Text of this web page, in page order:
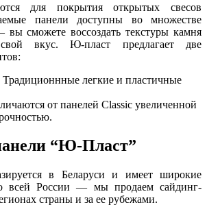
для покрытия открытых свесов
панели доступны во множестве
вы сможете воссоздать текстуры камня
вкус. Ю-пласт предлагает две
Традиционнные легкие и пластичные
от панелей Classic увеличенной
“Ю-Пласт”
в Беларуси и имеет широкие
всей России — мы продаем сайдинг-
страны и за ее рубежами.